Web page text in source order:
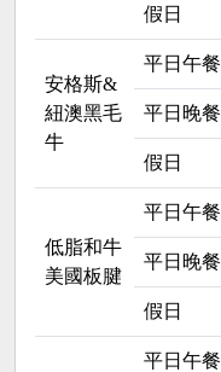
假日
安格斯&
紐澳黑毛
牛
平日午餐
平日晚餐
假日
低脂和牛
美國板腱
平日午餐
平日晚餐
假日
平日午餐